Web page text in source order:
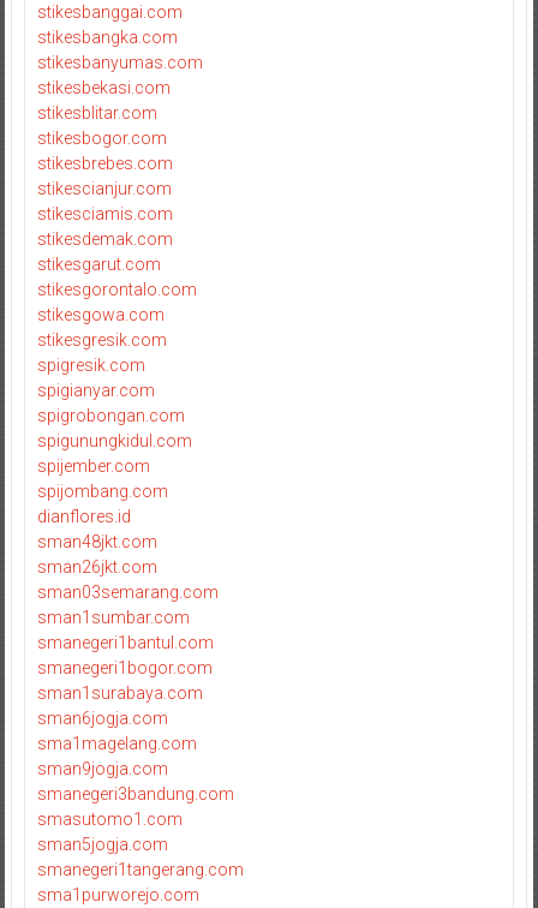
stikesbanggai.com
stikesbangka.com
stikesbanyumas.com
stikesbekasi.com
stikesblitar.com
stikesbogor.com
stikesbrebes.com
stikescianjur.com
stikesciamis.com
stikesdemak.com
stikesgarut.com
stikesgorontalo.com
stikesgowa.com
stikesgresik.com
spigresik.com
spigianyar.com
spigrobongan.com
spigunungkidul.com
spijember.com
spijombang.com
dianflores.id
sman48jkt.com
sman26jkt.com
sman03semarang.com
sman1sumbar.com
smanegeri1bantul.com
smanegeri1bogor.com
sman1surabaya.com
sman6jogja.com
sma1magelang.com
sman9jogja.com
smanegeri3bandung.com
smasutomo1.com
sman5jogja.com
smanegeri1tangerang.com
sma1purworejo.com